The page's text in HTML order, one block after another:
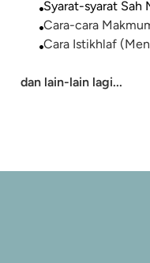
Syarat-syarat Sah
Cara-cara
Cara Istikhlaf